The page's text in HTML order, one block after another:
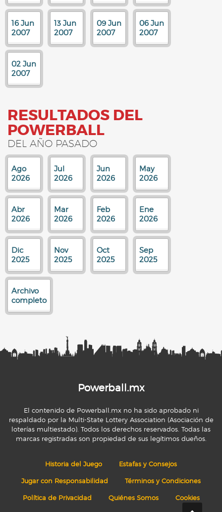
16 Jun
2007
13 Jun
2007
09 Jun
2007
06 Jun
2007
02 Jun
2007
RESULTADOS DEL
POWERBALL
DEL AÑO PASADO
Ago
2026
Jul
2026
Jun
2026
May
2026
Abr
2026
Mar
2026
Feb
2026
Ene
2026
Dic
2025
Nov
2025
Oct
2025
Sep
2025
Archivo
completo
Powerball.mx
El contenido de Powerball.mx no ha sido aprobado ni
respaldado por la Multi-State Lottery Association (Asociación de
loterías multiestado). Todos los derechos reservados. Todas las
marcas registradas son propiedad de sus legítimos dueños.
Historia del Juego Estafas y Consejos
Jugar con Responsabilidad Términos y Condiciones
Política de Privacidad Quiénes Somos Cookies